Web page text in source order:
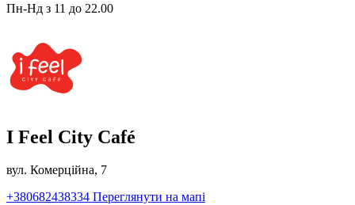
Пн-Нд з 11 до 22.00
I Feel City Café
вул. Комерційна, 7
+380682438334 Переглянути на мапі